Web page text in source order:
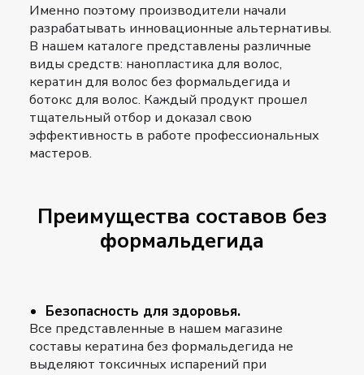
Именно поэтому производители начали
разрабатывать инновационные альтернативы.
В нашем каталоге представлены различные
виды средств: нанопластика для волос,
кератин для волос без формальдегида и
ботокс для волос. Каждый продукт прошел
тщательный отбор и доказал свою
эффективность в работе профессиональных
мастеров.
Преимущества составов без
формальдегида
Безопасность для здоровья.
Все представленные в нашем магазине
составы кератина без формальдегида не
выделяют токсичных испарений при